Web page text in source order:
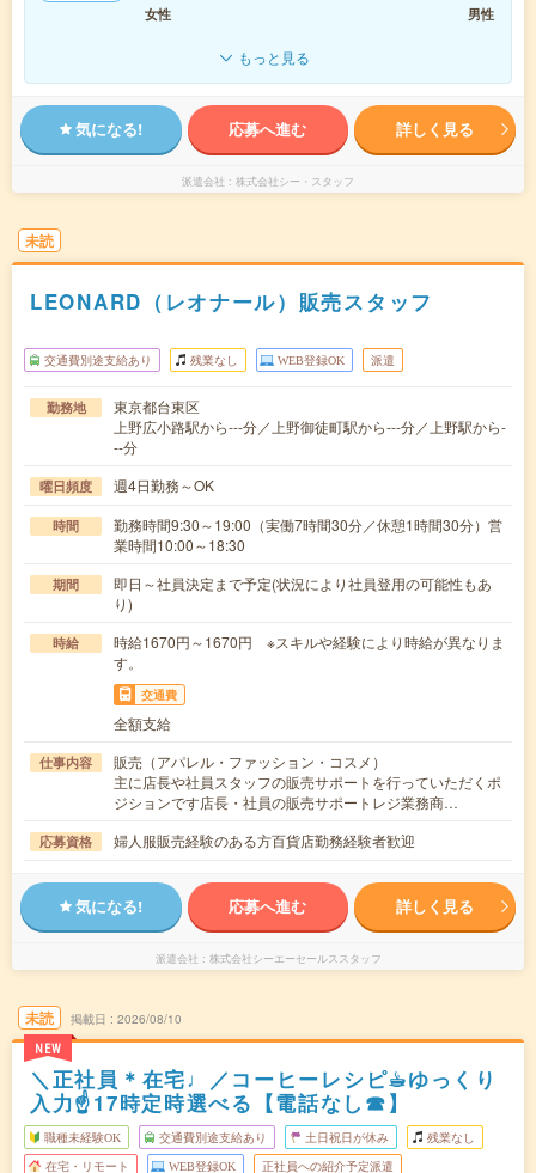
女性
男性
もっと見る
気になる! 応募へ進む 詳しく見る
派遣会社 株式会社シー・スタッフ
未読
LEONARD（レオナール）販売スタッフ
交通費別途支給あり 残業なし WEB登録OK 派遣
勤務地
東京都台東区
上野広小路駅から---分／上野御徒町駅から---分／上野駅から-
--分
曜日頻度 週4日勤務～OK
時間
勤務時間9:30～19:00（実働7時間30分／休憩1時間30分）営
業時間10:00～18:30
期間
即日～社員決定まで予定(状況により社員登用の可能性もあ
り)
時給
時給1670円～1670円 ※スキルや経験により時給が異なりま
す。
交通費
全額支給
仕事内容
販売（アパレル・ファッション・コスメ）
主に店長や社員スタッフの販売サポートを行っていただくポ
ジションです店長・社員の販売サポートレジ業務商…
応募資格 婦人服販売経験のある方百貨店勤務経験者歓迎
気になる! 応募へ進む 詳しく見る
派遣会社 株式会社シーエーセールススタッフ
未読
NEW
掲載日 2026/08/10
＼正社員＊在宅♩／コーヒーレシピ☕︎ゆっくり
入力☝17時定時選べる【電話なし☎】
職種未経験OK 交通費別途支給あり 土日祝日が休み 残業なし
在宅・リモート WEB登録OK 正社員への紹介予定派遣